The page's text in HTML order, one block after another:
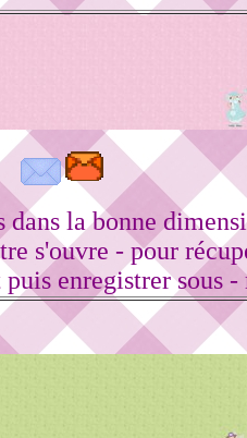
dans la bonne
s'ouvre - pour
enregistrer sous -